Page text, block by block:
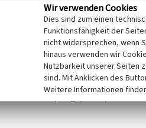
MATTHIAS RÖSER
GEWITMET“.
Denkmal
Wir verwenden Cookies
Dies sind zum einen
Funktionsfähigkeit der
nicht widersprechen, wenn
hinaus verwenden wir
Nutzbarkeit unserer Seiten
sind. Mit Anklicken des
Weitere Informationen